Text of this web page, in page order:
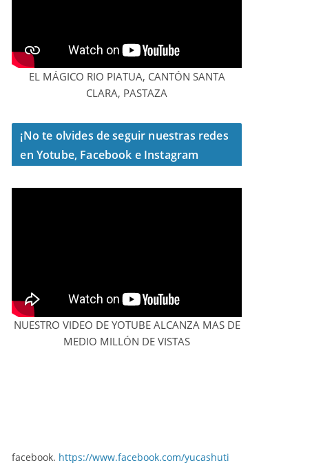
EL MÁGICO RIO PIATUA, CANTÓN SANTA
CLARA, PASTAZA
¡No te olvides de seguir nuestras redes
en Yotube, Facebook e Instagram
NUESTRO VIDEO DE YOTUBE ALCANZA MAS DE
MEDIO MILLÓN DE VISTAS
facebook. https://www.facebook.com/yucashuti